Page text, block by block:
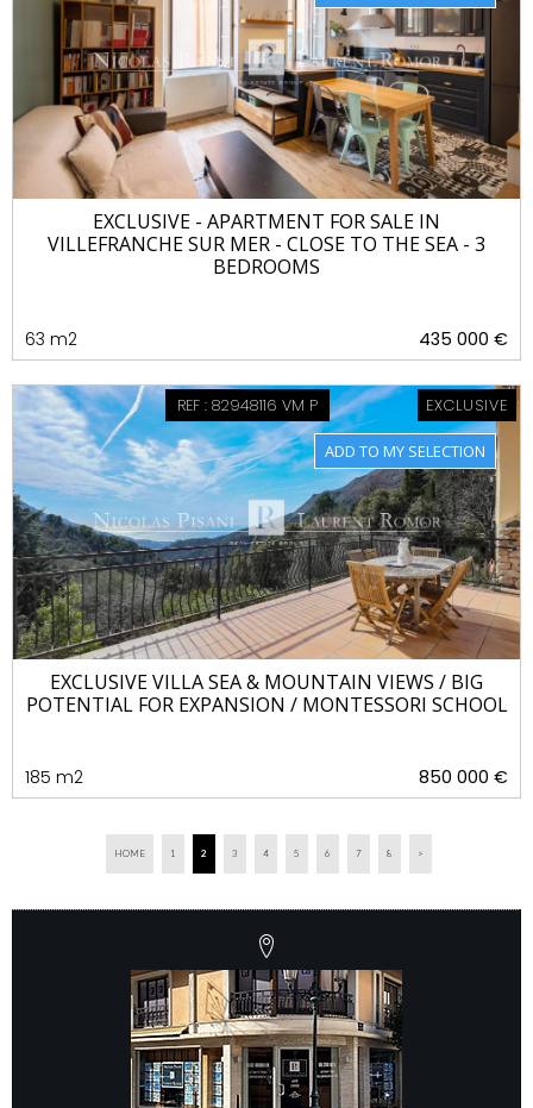
EXCLUSIVE - APARTMENT FOR SALE IN
VILLEFRANCHE SUR MER - CLOSE TO THE SEA - 3
BEDROOMS
63 m2 435 000 €
EXCLUSIVE
REF : 82948116 VM P
EXCLUSIVE VILLA SEA & MOUNTAIN VIEWS / BIG
POTENTIAL FOR EXPANSION / MONTESSORI SCHOOL
185 m2 850 000 €
HOME 1 2 3 4 5 6 7 8 >